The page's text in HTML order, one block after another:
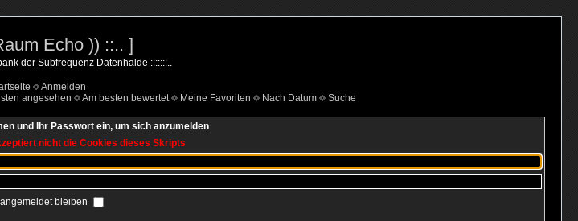
Echo )) ::.. ]
der Subfrequenz Datenhalde :::::::..
Anmelden
angesehen Am besten bewertet Meine Favoriten Nach Datum Suche
und Ihr Passwort ein, um sich anzumelden
nicht die Cookies dieses Skripts
bleiben